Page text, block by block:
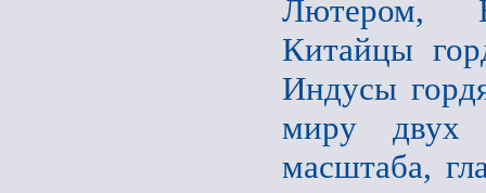
Лютером,
Китайцы
Индусы
миру двух
масштаба,